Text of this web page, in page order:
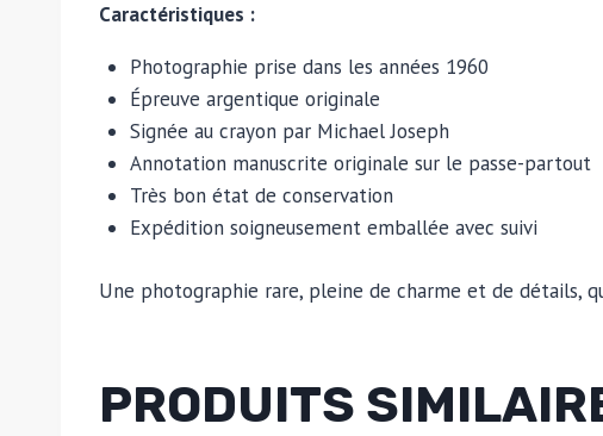
Caractéristiques :
Photographie prise dans les années 1960
Épreuve argentique originale
Signée au crayon par Michael Joseph
Annotation manuscrite originale sur le passe-partout
Très bon état de conservation
Expédition soigneusement emballée avec suivi
Une photographie rare, pleine de charme et de détails,
PRODUITS